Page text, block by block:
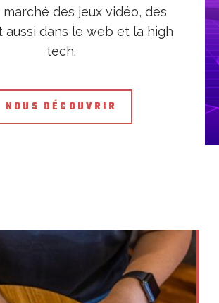
des jeux vidéo, des
aussi dans le web et la high
tech.
NOUS DÉCOUVRIR